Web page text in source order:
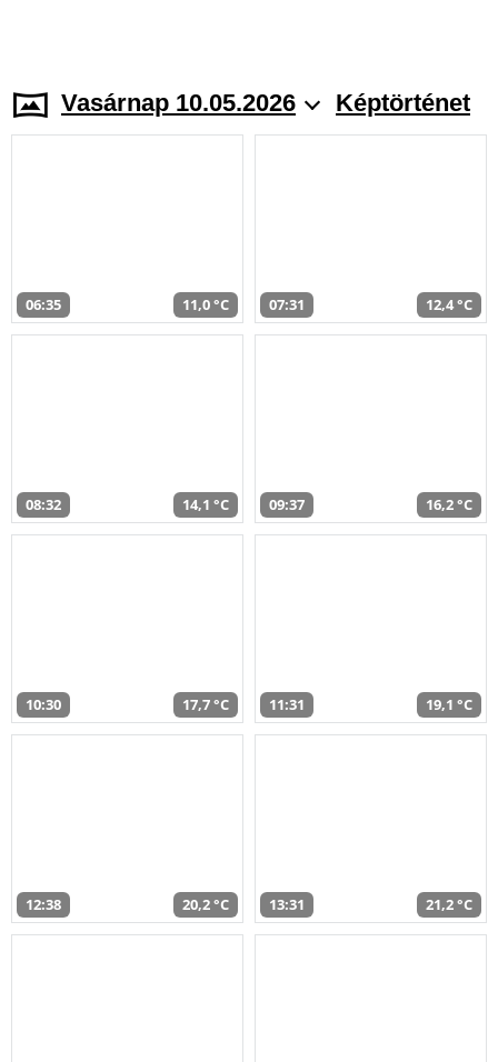
Vasárnap 10.05.2026 Képtörténet
06:35 11,0 °C 07:31 12,4 °C
08:32 14,1 °C 09:37 16,2 °C
10:30 17,7 °C 11:31 19,1 °C
12:38 20,2 °C 13:31 21,2 °C